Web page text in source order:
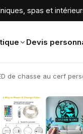
spas et
Devis
de chasse au cerf